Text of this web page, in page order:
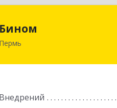
Бином
Пермь
Внедрений